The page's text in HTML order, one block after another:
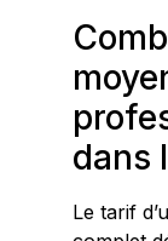
dans
Le tarif